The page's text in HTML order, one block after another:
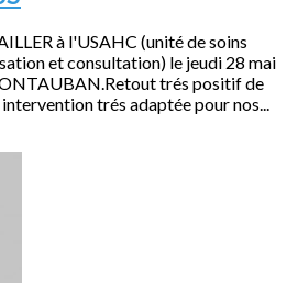
à l'USAHC (unité de soins
et consultation) le jeudi 28 mai
trés positif de
trés adaptée pour nos...